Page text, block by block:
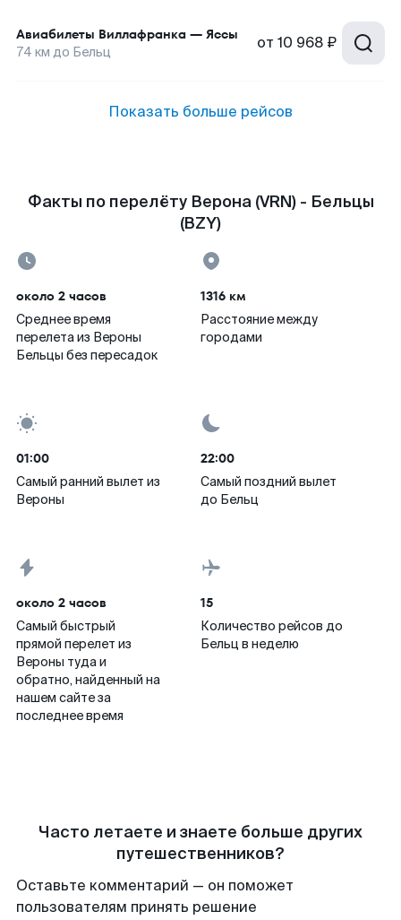
Авиабилеты Виллафранка — Яссы
74 км до Бельц от 10 968 ₽
Показать больше рейсов
Факты по перелёту Верона (VRN) - Бельцы
(BZY)
около 2 часов
Среднее время
перелета из Вероны
Бельцы без пересадок
1316 км
Расстояние между
городами
01:00
Самый ранний вылет из
Вероны
22:00
Самый поздний вылет
до Бельц
около 2 часов
Самый быстрый
прямой перелет из
Вероны туда и
обратно, найденный на
нашем сайте за
последнее время
15
Количество рейсов до
Бельц в неделю
Часто летаете и знаете больше других
путешественников?
Оставьте комментарий — он поможет
пользователям принять решение